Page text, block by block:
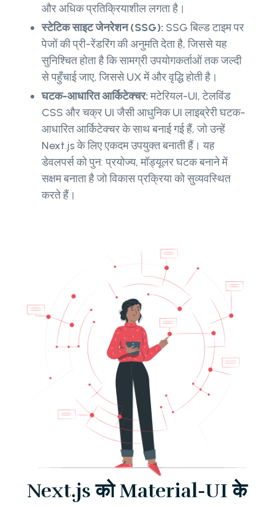
और अधिक प्रतिक्रियाशील लगता है।
स्टेटिक साइट जेनरेशन (SSG): SSG बिल्ड टाइम पर
पेजों की प्री-रेंडरिंग की अनुमति देता है, जिससे यह
सुनिश्चित होता है कि सामग्री उपयोगकर्ताओं तक जल्दी
से पहुँचाई जाए, जिससे UX में और वृद्धि होती है।
घटक-आधारित आर्किटेक्चर:मटेरियल-UI, टेलविंड
CSS और चक्र UI जैसी आधुनिक UI लाइब्रेरी घटक-
आधारित आर्किटेक्चर के साथ बनाई गई हैं, जो उन्हें
Next.js के लिए एकदम उपयुक्त बनाती हैं। यह
डेवलपर्स को पुन: प्रयोज्य, मॉड्यूलर घटक बनाने में
सक्षम बनाता है जो विकास प्रक्रिया को सुव्यवस्थित
करते हैं।
Next.js को Material-UI के